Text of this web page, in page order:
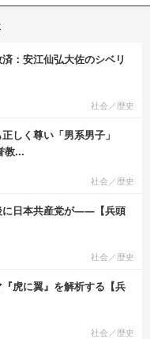
：安江仙弘大佐のシベリ
社会／歴史
しく尊い「男系男子」
教...
社会／歴史
に日本共産党が――【兵頭
社会／歴史
虎に翼』を解析する【兵
社会／歴史